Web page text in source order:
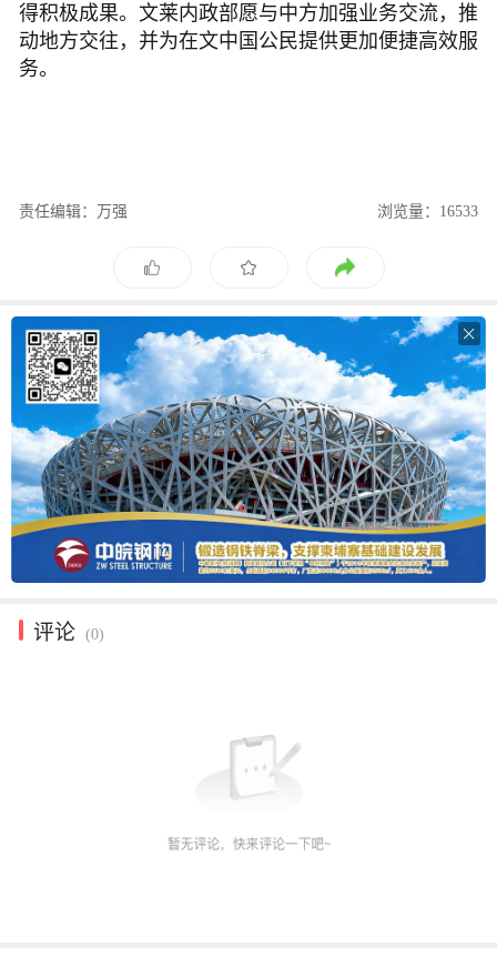
得积极成果。文莱内政部愿与中方加强业务交流，推
动地方交往，并为在文中国公民提供更加便捷高效服
务。
责任编辑：万强 浏览量：16533

评论 (0)